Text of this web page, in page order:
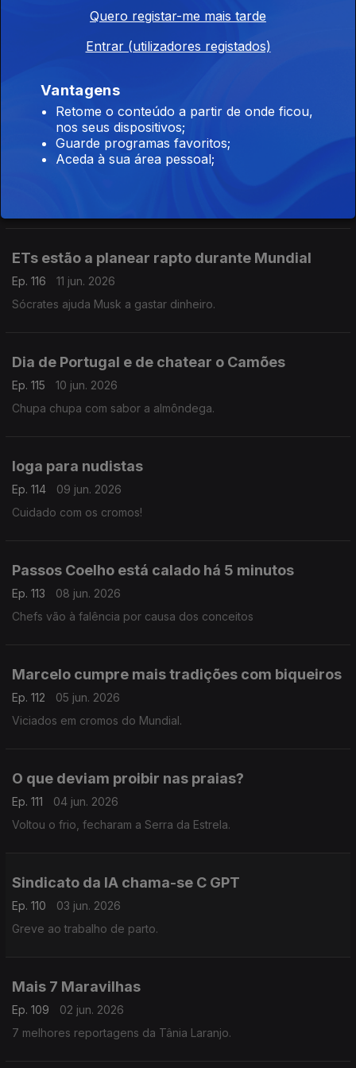
Nova temporada da série Patrocínio,
15 jun. 2026
PSP não percebe escutas de José Carlos
Pereira
ETs estão a planear rapto durante Mundial
Ep. 116
11 jun. 2026
Sócrates ajuda Musk a gastar dinheiro.
Dia de Portugal e de chatear o Camões
Ep. 115
10 jun. 2026
Chupa chupa com sabor a almôndega.
Ioga para nudistas
Ep. 114
09 jun. 2026
Cuidado com os cromos!
Passos Coelho está calado há 5 minutos
Ep. 113
08 jun. 2026
Chefs vão à falência por causa dos conceitos
Marcelo cumpre mais tradições com biqueiros
Ep. 112
05 jun. 2026
Viciados em cromos do Mundial.
O que deviam proibir nas praias?
Ep. 111
04 jun. 2026
Voltou o frio, fecharam a Serra da Estrela.
Sindicato da IA chama-se C GPT
Ep. 110
03 jun. 2026
Greve ao trabalho de parto.
Mais 7 Maravilhas
Ep. 109
02 jun. 2026
7 melhores reportagens da Tânia Laranjo.
Quero registar-me mais tarde
Entrar (utilizadores registados)
Vantagens
Retome o conteúdo a partir de onde ficou,
nos seus dispositivos;
Guarde programas favoritos;
Aceda à sua área pessoal;